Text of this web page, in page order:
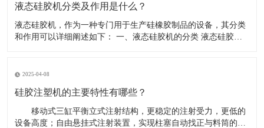
液态硅胶机分类及作用是什么？
液态硅胶机，作为一种专门用于生产硅橡胶制品的设备，其分类
和作用可以详细阐述如下： 一、液态硅胶机的分类 液态硅胶机
射成型机：又称垂直注射成型机，采用液态硅胶在垂直状态
2025-04-08
硅胶注塑机的主要特性有哪些？
移动式三缸平衡立式注射结构，更稳定的注射受力，更低的
设备高度；自由悬挂式注射装置，实现柱塞自动找正与料筒的对